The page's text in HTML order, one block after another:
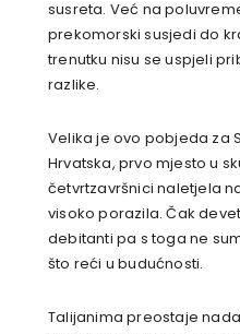
susreta. Već na
prekomorski susjedi do
trenutku nisu se uspjeli
razlike.
Velika je ovo pobjeda za
Hrvatska, prvo mjesto u
četvrtzavršnici naletjela
visoko porazila. Čak
debitanti pa s toga ne
što reći u budućnosti.
Talijanima preostaje